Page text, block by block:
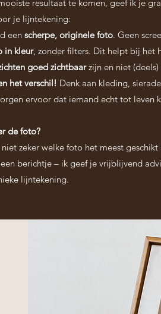
resultaat te komen, geef ik je
je lijntekening:
eenscherpe, originele foto. Geen
in kleur, zonder filters. Dit helpt bij het
goed zichtbaarzijn en niet (deels)
het verschil! Denk aan kleding,
ervoor dat iemand echt tot leven
de foto?
zeker welke foto het meest
berichtje – ik geef je vrijblijvend
lijntekening.